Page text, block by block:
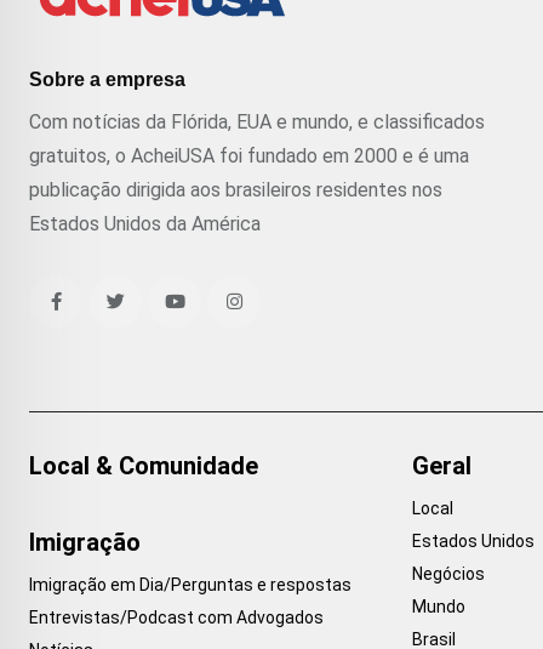
Sobre a empresa
Com notícias da Flórida, EUA e mundo, e classificados
gratuitos, o AcheiUSA foi fundado em 2000 e é uma
publicação dirigida aos brasileiros residentes nos
Estados Unidos da América
Local & Comunidade
Imigração
Imigração em Dia/Perguntas e respostas
Entrevistas/Podcast com Advogados
Geral
Local
Estados Unidos
Negócios
Mundo
Brasil